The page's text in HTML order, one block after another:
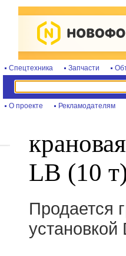
Спецтехника Запчасти
О проекте Рекламодателям
LB (10
Продается
установкой